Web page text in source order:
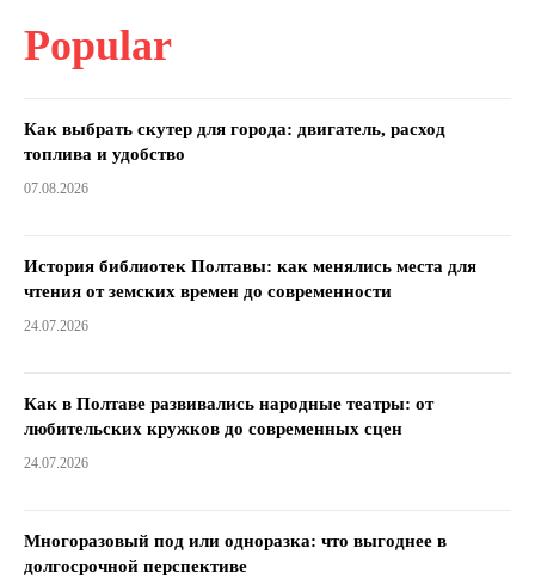
Popular
Как выбрать скутер для города: двигатель, расход
топлива и удобство
07.08.2026
История библиотек Полтавы: как менялись места для
чтения от земских времен до современности
24.07.2026
Как в Полтаве развивались народные театры: от
любительских кружков до современных сцен
24.07.2026
Многоразовый под или одноразка: что выгоднее в
долгосрочной перспективе